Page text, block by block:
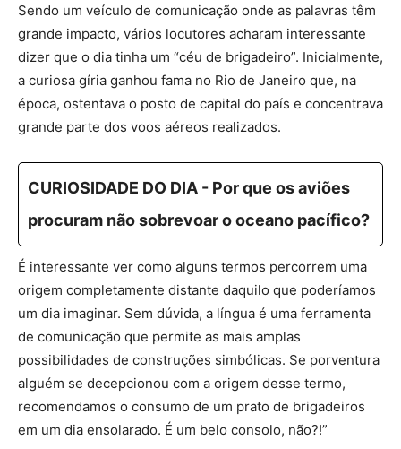
Sendo um veículo de comunicação onde as palavras têm
grande impacto, vários locutores acharam interessante
dizer que o dia tinha um “céu de brigadeiro”. Inicialmente,
a curiosa gíria ganhou fama no Rio de Janeiro que, na
época, ostentava o posto de capital do país e concentrava
grande parte dos voos aéreos realizados.
CURIOSIDADE DO DIA - Por que os aviões
procuram não sobrevoar o oceano pacífico?
É interessante ver como alguns termos percorrem uma
origem completamente distante daquilo que poderíamos
um dia imaginar. Sem dúvida, a língua é uma ferramenta
de comunicação que permite as mais amplas
possibilidades de construções simbólicas. Se porventura
alguém se decepcionou com a origem desse termo,
recomendamos o consumo de um prato de brigadeiros
em um dia ensolarado. É um belo consolo, não?!”